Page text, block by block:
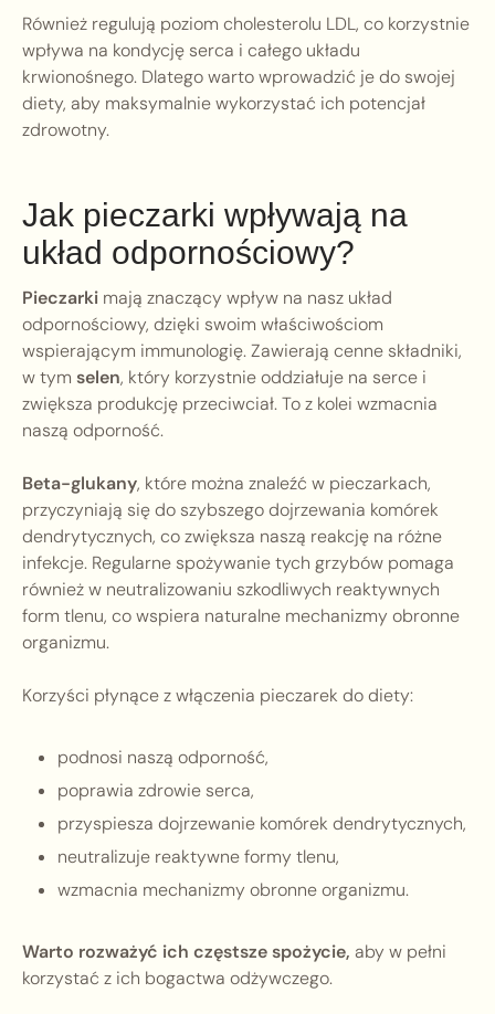
Również regulują poziom cholesterolu LDL, co korzystnie
wpływa na kondycję serca i całego układu
krwionośnego. Dlatego warto wprowadzić je do swojej
diety, aby maksymalnie wykorzystać ich potencjał
zdrowotny.
Jak pieczarki wpływają na
układ odpornościowy?
Pieczarki mają znaczący wpływ na nasz układ
odpornościowy, dzięki swoim właściwościom
wspierającym immunologię. Zawierają cenne składniki,
w tym selen, który korzystnie oddziałuje na serce i
zwiększa produkcję przeciwciał. To z kolei wzmacnia
naszą odporność.
Beta-glukany, które można znaleźć w pieczarkach,
przyczyniają się do szybszego dojrzewania komórek
dendrytycznych, co zwiększa naszą reakcję na różne
infekcje. Regularne spożywanie tych grzybów pomaga
również w neutralizowaniu szkodliwych reaktywnych
form tlenu, co wspiera naturalne mechanizmy obronne
organizmu.
Korzyści płynące z włączenia pieczarek do diety:
podnosi naszą odporność,
poprawia zdrowie serca,
przyspiesza dojrzewanie komórek dendrytycznych,
neutralizuje reaktywne formy tlenu,
wzmacnia mechanizmy obronne organizmu.
Warto rozważyć ich częstsze spożycie, aby w pełni
korzystać z ich bogactwa odżywczego.